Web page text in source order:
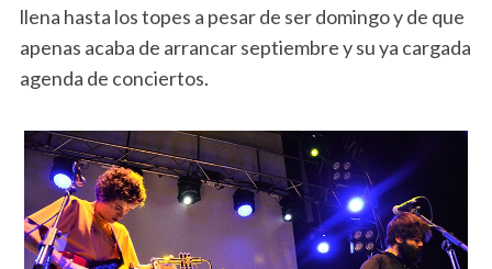
llena hasta los topes a pesar de ser domingo y de que
apenas acaba de arrancar septiembre y su ya cargada
agenda de conciertos.